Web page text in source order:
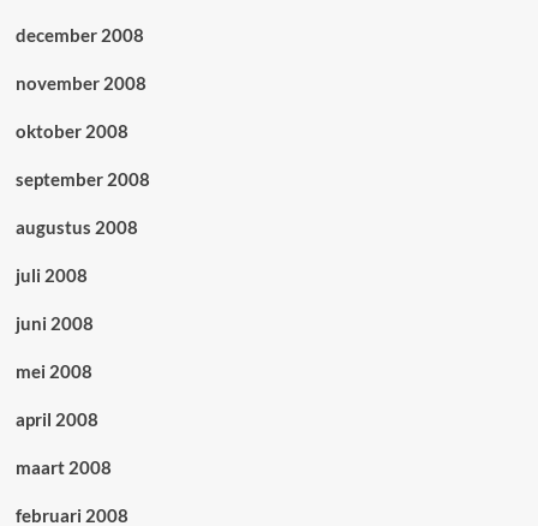
december 2008
november 2008
oktober 2008
september 2008
augustus 2008
juli 2008
juni 2008
mei 2008
april 2008
maart 2008
februari 2008